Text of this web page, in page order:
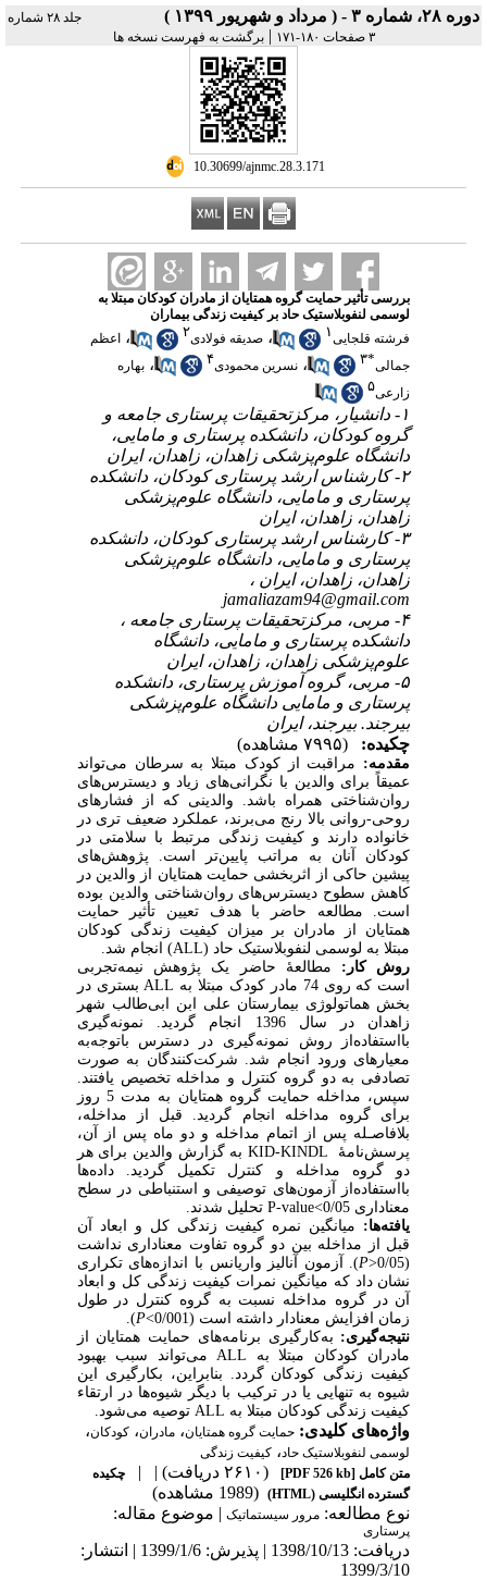
دوره ۲۸، شماره ۳ - ( مرداد و شهریور ۱۳۹۹ )
جلد ۲۸ شماره
۳ صفحات ۱۸۰-۱۷۱
|برگشت به فهرست نسخه ها
‎ 10.30699/ajnmc.28.3.171
بررسی تأثیر حمایت گروه همتایان از مادران کودکان مبتلا به
لوسمی لنفوبلاستیک حاد بر کیفیت زندگی بیماران
فرشته قلجایی۱ ، صدیقه فولادی۲ ،
اعظم
جمالی*۳ ، نسرین محمودی۴ ، بهاره
زارعی۵
۱- دانشیار، مرکزتحقیقات پرستاری جامعه و
گروه کودکان، دانشکده پرستاری و مامایی،
دانشگاه علوم‌پزشکی زاهدان، زاهدان، ایران
۲- کارشناس ارشد پرستاری کودکان، دانشکده
پرستاری و مامایی، دانشگاه علوم‌پزشکی
زاهدان، زاهدان، ایران
۳- کارشناس ارشد پرستاری کودکان، دانشکده
پرستاری و مامایی، دانشگاه علوم‌پزشکی
زاهدان، زاهدان، ایران ،
jamaliazam94@gmail.com
۴- مربی، مرکزتحقیقات پرستاری جامعه ،
دانشکده پرستاری و مامایی، دانشگاه
علوم‌پزشکی زاهدان، زاهدان، ایران
۵- مربی، گروه آموزش پرستاری، دانشکده
پرستاری و مامایی دانشگاه علوم‌پزشکی
بیرجند. بیرجند، ایران
چکیده:
(۷۹۹۵ مشاهده)
مقدمه: مراقبت از کودک مبتلا به سرطان می‌تواند
عمیقاً برای والدین با نگرانی‌های زیاد و دیسترس‌های
روان‌شناختی همراه باشد. والدینی که از فشارهای
روحی-روانی بالا رنج می‌برند، عملکرد ضعیف تری در
خانواده دارند و کیفیت زندگی مرتبط با سلامتی در
کودکان آنان به مراتب پایین‌تر است. پژوهش‌های
پیشین حاکی از اثربخشی حمایت همتایان از والدین در
کاهش سطوح دیسترس‌های روان‌شناختی والدین بوده
است. مطالعه حاضر با هدف تعیین تأثیر حمایت
همتایان از مادران بر میزان کیفیت زندگی کودکان
مبتلا به لوسمی لنفوبلاستیک حاد (ALL) انجام شد
روش کار: مطالعۀ حاضر یک پژوهش نیمه‌تجربی
است که روی 74 مادر کودک مبتلا به
ALL بستری در
بخش هماتولوژی بیمارستان علی ابن ابی‌طالب شهر
زاهدان در سال 1396 انجام گردید. نمونه‌گیری
بااستفاده‌از روش نمونه‌گیری در دسترس باتوجه‌به
معیارهای ورود انجام شد. شرکت‌کنندگان به صورت
تصادفی به دو گروه کنترل و مداخله تخصیص یافتند.
سپس، مداخله حمایت گروه همتایان به مدت 5 روز
برای گروه مداخله انجام گردید. قبل از مداخله،
بلافاصـله پس از اتمام مداخله و دو ماه پس از آن،
پرسش‌نامۀ KID-KINDL به گزارش والدین برای هر
دو گروه مداخله و کنترل تکمیل گردید. داده‌ها
بااستفاده‌از آزمون‌های توصیفی و استنباطی در سطح
معناداری 0/05
P-value<تحلیل شدند.
یافته‌ها: میانگین نمره کیفیت زندگی کل و ابعاد آن
قبل از مداخله بین دو گروه تفاوت معناداری نداشت
(0/05
>
P
).
آزمون آنالیز واریانس با اندازه‌های تکراری
نشان داد که میانگین نمرات کیفیت زندگی کل و ابعاد
آن در گروه مداخله نسبت به گروه کنترل در طول
زمان افزایش معنادار داشته است (0/001
<
P
).
نتیجه‌گیری: به‌کارگیری برنامه‌های حمایت همتایان از
مادران کودکان مبتلا به ALL می‌تواند سبب بهبود
کیفیت زندگی کودکان گردد. بنابراین، بکارگیری این
شیوه به تنهایی یا در ترکیب با دیگر شیوه‌ها در ارتقاء
کیفیت زندگی کودکان مبتلا به ALL توصیه می‌شود.
واژه‌های کلیدی: حمایت گروه همتایان، مادران، کودکان،
لوسمی لنفوبلاستیک حاد، کیفیت زندگی
متن کامل[PDF 526 kb] (۲۶۱۰ دریافت) | |
چکیده
گسترده انگلیسی (HTML)
(1989 مشاهده)
نوع مطالعه: مرور سیستماتیک| موضوع مقاله:
پرستاری
دریافت: 1398/10/13 | پذیرش: 1399/1/6 | انتشار:
1399/3/10